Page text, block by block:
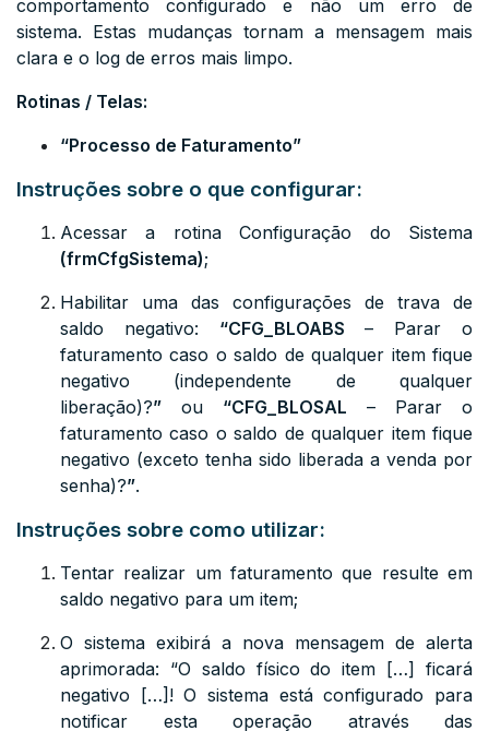
comportamento configurado e não um erro de
sistema. Estas mudanças tornam a mensagem mais
clara e o log de erros mais limpo.
Rotinas / Telas:
“Processo de Faturamento”
Instruções sobre o que configurar:
Acessar a rotina Configuração do Sistema
(frmCfgSistema);
Habilitar uma das configurações de trava de
saldo negativo: “CFG_BLOABS – Parar o
faturamento caso o saldo de qualquer item fique
negativo (independente de qualquer
liberação)?” ou “CFG_BLOSAL – Parar o
faturamento caso o saldo de qualquer item fique
negativo (exceto tenha sido liberada a venda por
senha)?”.
Instruções sobre como utilizar:
Tentar realizar um faturamento que resulte em
saldo negativo para um item;
O sistema exibirá a nova mensagem de alerta
aprimorada: “O saldo físico do item […] ficará
negativo […]! O sistema está configurado para
notificar esta operação através das